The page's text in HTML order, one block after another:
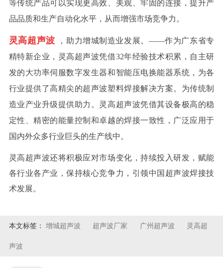
等传统产品可以实现更高效、美观、牢固的连接，提升产
品品质和生产自动化水平，从而增强市场竞争力。
灵高超声波 ，助力增城制造业发展。 ——作为广东省专
精特新企业，灵高超声波凭借32年经验技术积累，自主研
发的大功率伺服数字发生器和智能压电换能器系统，为各
行业提供了高精尖的超声波塑料焊接解决方案。为传统制
造业产业升级提供助力。灵高超声波凭借其设备极高的稳
定性、精密的能量控制和卓越的焊接一致性，广泛应用于
国内外众多行业巨头的生产线中。
灵高超声波还将积极应对市场变化，持续投入研发，赋能
各行业各产业，保持核心竞争力，引领中国超声波焊接技
术发展。
本文标签： 增城超声波 超声波厂家 广州超声波 灵高超
声波